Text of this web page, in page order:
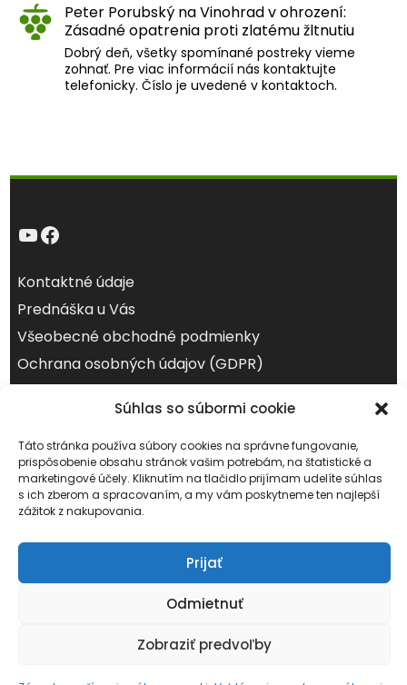
Súhlas so súbormi cookie
Táto stránka používa súbory cookies na správne fungovanie,
prispôsobenie obsahu stránok vašim potrebám, na štatistické a
marketingové účely. Kliknutím na tlačidlo prijímam udelíte súhlas
s ich zberom a spracovaním, a my vám poskytneme ten najlepší
zážitok z nakupovania.
Prijať
Odmietnuť
Zobraziť predvoľby
Peter Porubský naVinohrad v ohrození:
Zásadné opatrenia proti zlatému žltnutiu
Dobrý deň, všetky spomínané postreky vieme
zohnať. Pre viac informácií nás kontaktujte
telefonicky. Číslo je uvedené v kontaktoch.
YouTube
Facebook
Kontaktné údaje
Prednáška u Vás
Všeobecné obchodné podmienky
Ochrana osobných údajov (GDPR)
august 2026
1
2
3
4 5 6 7 8
9
10
11 12
17
18 19 20 21 22
23
27
« júl